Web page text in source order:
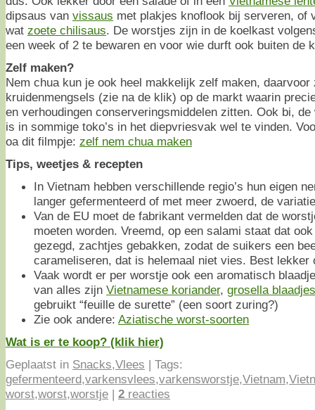
dipsaus van vissaus met plakjes knoflook bij serveren, of
wat zoete chilisaus. De worstjes zijn in de koelkast
een week of 2 te bewaren en voor wie durft ook buiten de
Zelf maken?
Nem chua kun je ook heel makkelijk zelf maken,
kruidenmengsels (zie na de klik) op de markt waarin
en verhoudingen conserveringsmiddelen zitten. Ook bi,
is in sommige toko’s in het diepvriesvak wel te vinden.
oa dit filmpje: zelf nem chua maken
Tips, weetjes & recepten
In Vietnam hebben verschillende regio’s hun eigen
langer gefermenteerd of met meer zwoerd, de
Van de EU moet de fabrikant vermelden dat de
moeten worden. Vreemd, op een salami staat dat
gezegd, zachtjes gebakken, zodat de suikers een
carameliseren, dat is helemaal niet vies. Best lekker
Vaak wordt er per worstje ook een aromatisch
van alles zijn Vietnamese koriander, grosella blaadjes
gebruikt “feuille de surette” (een soort zuring?)
Zie ook andere: Aziatische worst-soorten
Wat is er te koop? (klik hier)
Geplaatst in Snacks,Vlees | Tags:
gefermenteerd,varkensvlees,varkensworstje,Vietnam,
worst,worst,worstje | 2 reacties